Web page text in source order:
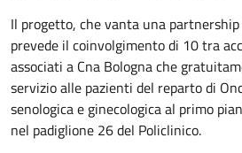
Il progetto, che vanta una
prevede il coinvolgimento di 10 tra
associati a Cna Bologna che
servizio alle pazienti del reparto di
senologica e ginecologica al primo
nel padiglione 26 del Policlinico.